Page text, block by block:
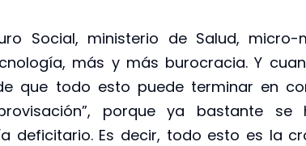
Social, ministerio de Salud, micro-
más y más burocracia. Y
que todo esto puede terminar en
porque ya bastante
deficitario. Es decir, todo esto es la